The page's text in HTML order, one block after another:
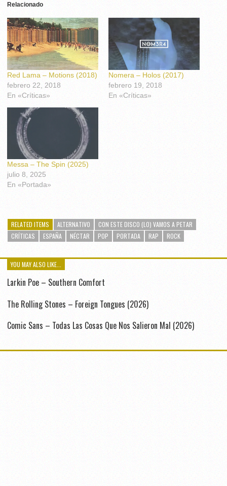
Relacionado
Red Lama – Motions (2018)
febrero 22, 2018
En «Críticas»
Nomera – Holos (2017)
febrero 19, 2018
En «Críticas»
Messa – The Spin (2025)
julio 8, 2025
En «Portada»
RELATED ITEMS ALTERNATIVO
CON ESTE DISCO (LO) VAMOS A PETAR
CRÍTICAS
ESPAÑA NÉCTAR POP PORTADA RAP ROCK
YOU MAY ALSO LIKE...
Larkin Poe – Southern Comfort
The Rolling Stones – Foreign Tongues (2026)
Comic Sans – Todas Las Cosas Que Nos Salieron Mal (2026)